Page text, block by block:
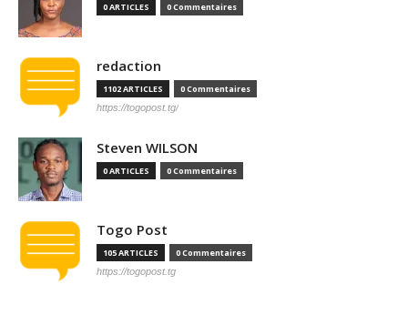
0 ARTICLES 0 Commentaires
redaction
1102 ARTICLES 0 Commentaires
https://togopost.tg/
Steven WILSON
0 ARTICLES 0 Commentaires
Togo Post
105 ARTICLES 0 Commentaires
https://togopost.tg